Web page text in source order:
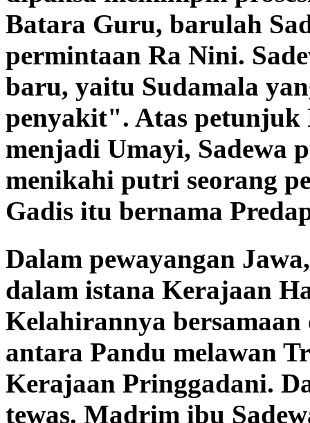
Batara Guru, barulah
permintaan Ra Nini.
baru, yaitu Sudamala
penyakit". Atas petunjuk
menjadi Umayi, Sadewa
menikahi putri seorang
Gadis itu bernama
Dalam pewayangan
dalam istana Kerajaan
Kelahirannya
antara Pandu melawan
Kerajaan Pringgadani.
tewas. Madrim ibu